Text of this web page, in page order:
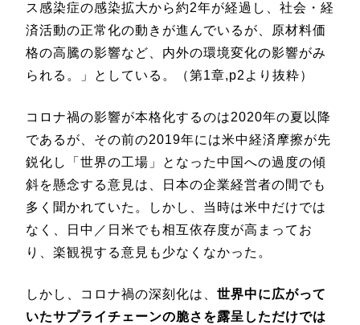
ス感染症の感染拡大から約2年が経過し、社会・経
済活動の正常化の動きが進んでいるが、原材料価
格の高騰の影響など、内外の環境変化の影響がみ
られる。」としている。（第1章,p2より抜粋）
コロナ禍の影響が本格化するのは2020年の夏以降
であるが、その前の2019年には米中経済摩擦が先
鋭化し「世界の工場」となった中国への過度の傾
斜を懸念する意見は、日本の企業経営者の間でも
多く聞かれていた。しかし、当時は米中だけでは
なく、日中／日米でも相互依存度が高まってお
り、楽観視する意見も少なくなかった。
しかし、コロナ禍の深刻化は、 世界中に広がって
いたサプライチェーンの脆さを露呈しただけでは